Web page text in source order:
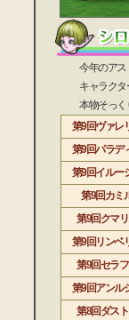
今年のアスト
キャラクター
本物そっくり
第9回ヴァレ
第9回パラデ
第9回イルー
第9回カミ
第9回クマ
第9回リンベ
第9回セラ
第9回アンル
第8回ダス